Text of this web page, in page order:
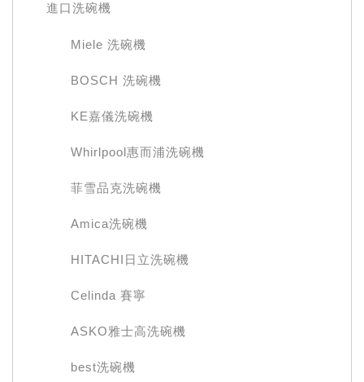
進口洗碗機
Miele 洗碗機
BOSCH 洗碗機
KE嘉儀洗碗機
Whirlpool惠而浦洗碗機
菲雪品克洗碗機
Amica洗碗機
HITACHI日立洗碗機
Celinda 賽寧
ASKO雅士高洗碗機
best洗碗機